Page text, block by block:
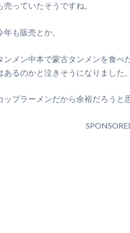
売っていたそうですね。
も販売とか。
ンメン中本で蒙古タンメンを食べ
あるのかと泣きそうになりました。
ップラーメンだから余裕だろうと